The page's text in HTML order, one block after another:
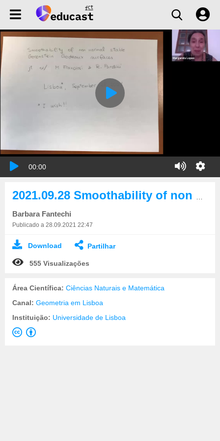
00:00
Barbara Fantechi
Publicado a 28.09.2021 22:47
Download Partilhar
555 Visualizações
Área Científica: Ciências Naturais e Matemática
Canal: Geometria em Lisboa
Instituição: Universidade de Lisboa